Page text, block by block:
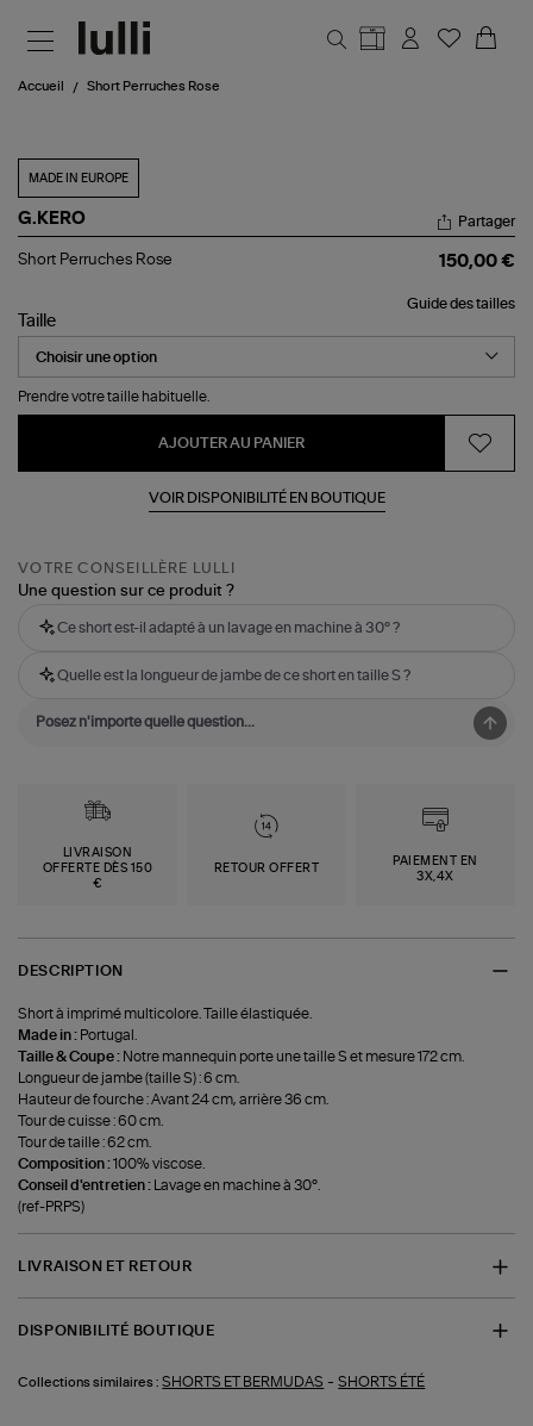
Accueil Short Perruches Rose
MADE IN EUROPE
G.KERO
Short
Partager
Short Perruches Rose 150,00 €
Guide des tailles
Taille
Prendre votre taille habituelle.
AJOUTER AU PANIER
VOIR DISPONIBILITÉ EN BOUTIQUE
VOTRE CONSEILLÈRE LULLI
Une question sur ce produit ?
Ce short est-il adapté à un lavage en machine à 30° ?
Quelle est la longueur de jambe de ce short en taille S ?
LIVRAISON
OFFERTE DÈS 150
€
RETOUR OFFERT
PAIEMENT EN
3X,4X
DESCRIPTION
Short à imprimé multicolore. Taille élastiquée.
Made in : Portugal.
Taille & Coupe : Notre mannequin porte une taille S et mesure 172 cm.
Longueur de jambe (taille S) : 6 cm.
Hauteur de fourche : Avant 24 cm, arrière 36 cm.
Tour de cuisse : 60 cm.
Tour de taille : 62 cm.
Composition :100% viscose.
Conseil d'entretien : Lavage en machine à 30°.
(ref-PRPS)
LIVRAISON ET RETOUR
DISPONIBILITÉ BOUTIQUE
Collections similaires : SHORTS ET BERMUDAS -SHORTS ÉTÉ